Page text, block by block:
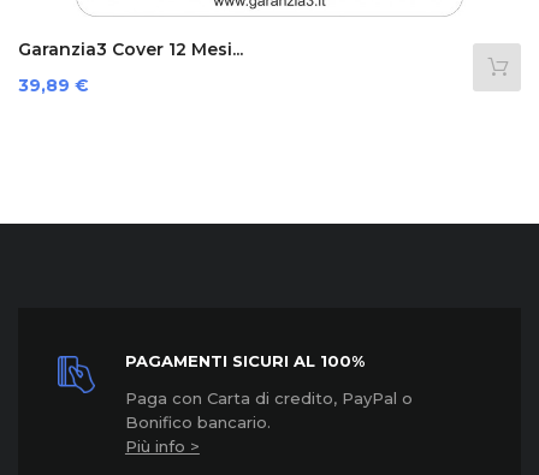
Garanzia3 Cover 12 Mesi...
Prezzo
39,89 €
PAGAMENTI SICURI AL 100%
Paga con Carta di credito, PayPal o
Bonifico bancario.
Più info >